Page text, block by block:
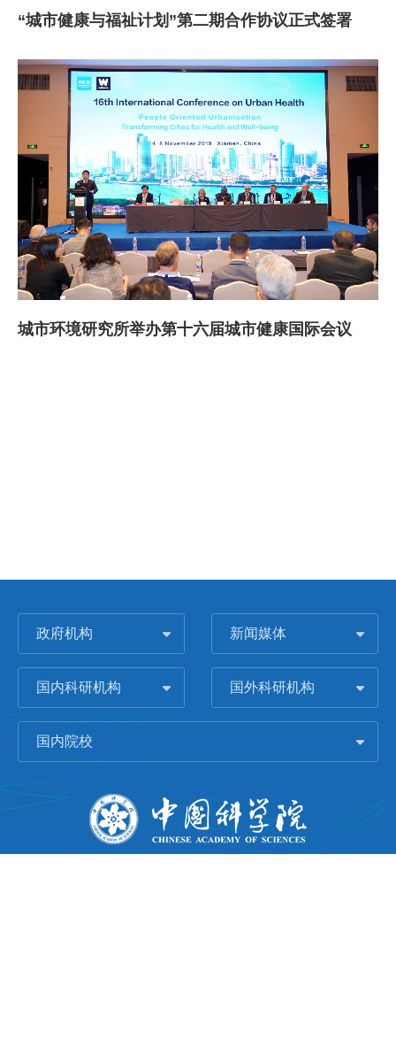
“城市健康与福祉计划”第二期合作协议正式签署
城市环境研究所举办第十六届城市健康国际会议
政府机构 新闻媒体
国内科研机构 国外科研机构
国内院校